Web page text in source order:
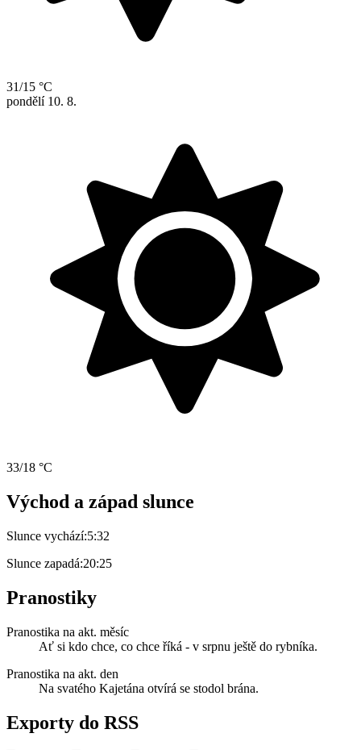
31/15 °C
pondělí 10. 8.
33/18 °C
Východ a západ slunce
Slunce vychází:5:32
Slunce zapadá:20:25
Pranostiky
Pranostika na akt. měsíc
Ať si kdo chce, co chce říká - v srpnu ještě do rybníka.
Pranostika na akt. den
Na svatého Kajetána otvírá se stodol brána.
Exporty do RSS